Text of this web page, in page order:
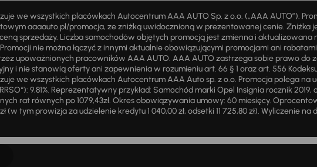
we wszystkich placówkach Autocentrum AAA AUTO Sp. z o.o. („AAA AUTO”).
aaaauto.pl/promocja, ze zniżką uwidocznioną w prezentowanej cenie. Zniżka
sprzedaży. Liczba samochodów objętych promocją jest zmienna i
nie można łączyć z innymi aktualnie obowiązującymi promocjami ani
upoważnionych pracowników AAA AUTO. AAA AUTO zastrzega sobie prawo
i nie stanowią oferty ani zapewnienia w rozumieniu art. 66 § 1 oraz art. 556
we wszystkich placówkach Autocentrum AAA Auto sp. z o.o. Promocja polega na
9,81%. Reprezentatywny przykład: Samochód marki Opel Insignia rocznik 2019,
rat równych po 1079,43zł. Okres obowiązywania umowy: 60 miesięcy.
(w tym prowizja za udzielenie kredytu 1 040,00 zł, odsetki 11 725,80 zł). Wyliczenie